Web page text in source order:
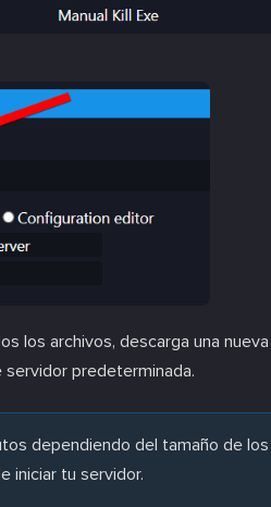
los archivos, descarga una
predeterminada.
dependiendo del tamaño de
iniciar tu servidor.